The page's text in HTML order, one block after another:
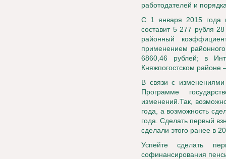
работодателей и
С 1 января 2015 года
составит 5 277 рубля
районный
применением
6860,46 рублей; в
Княжпогостском
В связи с изменениями
Программе
изменений.Так,
года, а возможность
года. Сделать первый
сделали этого ранее в
Успейте сделать
софинансирования